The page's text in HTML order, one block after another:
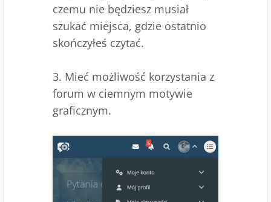
czemu nie będziesz musiał
szukać miejsca, gdzie ostatnio
skończyłeś czytać.
3. Mieć możliwość korzystania z
forum w ciemnym motywie
graficznym.